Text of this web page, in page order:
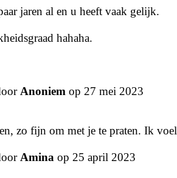
jaren al en u heeft vaak gelijk.
hahaha.
Anoniem op 27 mei 2023
zo fijn om met je te praten. Ik
Amina op 25 april 2023